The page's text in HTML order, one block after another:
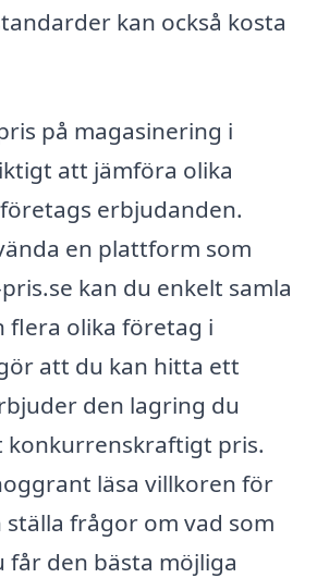
kan också kosta
på magasinering i
att jämföra olika
erbjudanden.
en plattform som
kan du enkelt samla
flera olika företag i
att du kan hitta ett
den lagring du
konkurrenskraftigt pris.
läsa villkoren för
frågor om vad som
får den bästa möjliga